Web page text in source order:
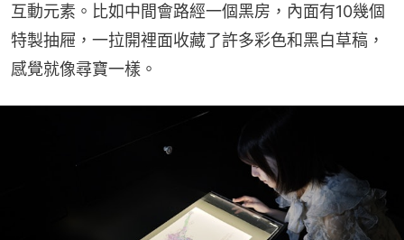
互動元素。比如中間會路經一個黑房，內面有10幾個
特製抽屜，一拉開裡面收藏了許多彩色和黑白草稿，
感覺就像尋寶一樣。